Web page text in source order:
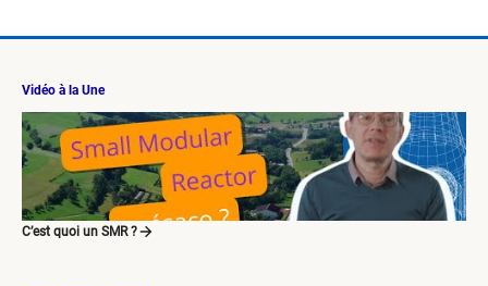
Vidéo à la Une
C’est quoi un SMR ?